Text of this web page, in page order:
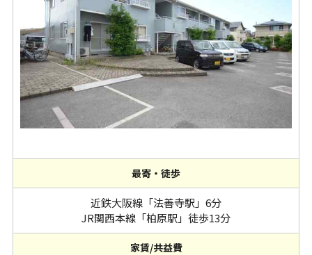
最寄・徒歩
近鉄大阪線「法善寺駅」6分
JR関西本線「柏原駅」徒歩13分
家賃/共益費